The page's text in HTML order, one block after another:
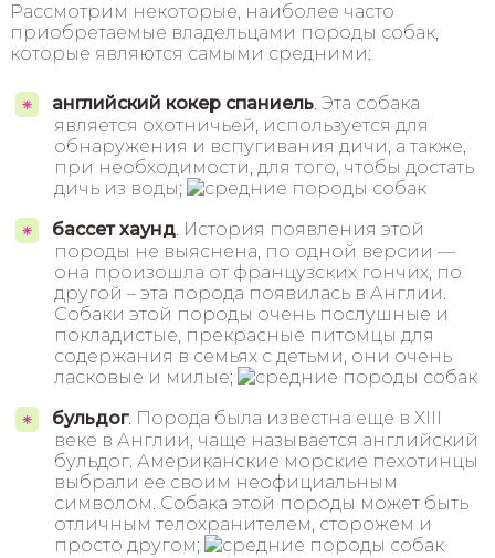
Рассмотрим некоторые, наиболее часто
приобретаемые владельцами породы собак,
которые являются самыми средними:
английский кокер спаниель. Эта собака
является охотничьей, используется для
обнаружения и вспугивания дичи, а также,
при необходимости, для того, чтобы достать
дичь из воды;
бассет хаунд. История появления этой
породы не выяснена, по одной версии —
она произошла от французских гончих, по
другой – эта порода появилась в Англии.
Собаки этой породы очень послушные и
покладистые, прекрасные питомцы для
содержания в семьях с детьми, они очень
ласковые и милые;
бульдог. Порода была известна еще в XIII
веке в Англии, чаще называется английский
бульдог. Американские морские пехотинцы
выбрали ее своим неофициальным
символом. Собака этой породы может быть
отличным телохранителем, сторожем и
просто другом;